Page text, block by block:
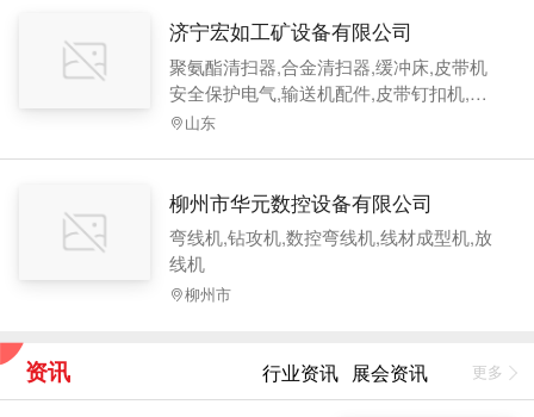
济宁宏如工矿设备有限公司
聚氨酯清扫器,合金清扫器,缓冲床,皮带机
安全保护电气,输送机配件,皮带钉扣机,皮
带扣,机械加工,矿用门,机械设备,矿用电气
山东
柳州市华元数控设备有限公司
弯线机,钻攻机,数控弯线机,线材成型机,放
线机
柳州市
资讯 行业资讯 展会资讯 更多